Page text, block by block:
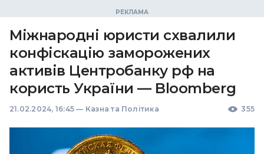
Міжнародні юристи схвалили
конфіскацію заморожених
активів Центробанку рф на
користь України — Bloomberg
21.02.2024, 16:45 — Казна та Політика 355